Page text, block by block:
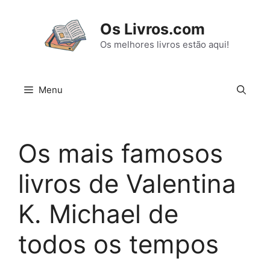
Os Livros.com
Os melhores livros estão aqui!
Menu
Os mais famosos
livros de Valentina
K. Michael de
todos os tempos